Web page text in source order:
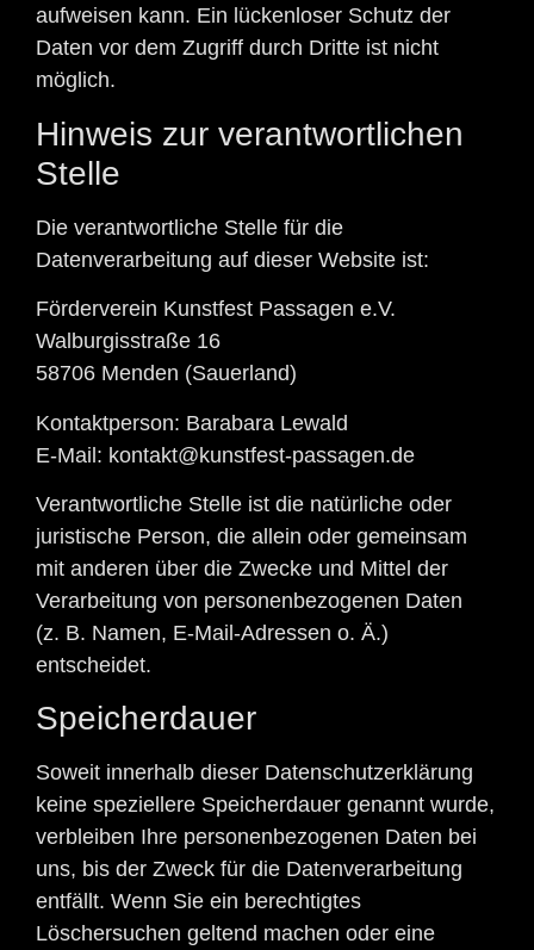
aufweisen kann. Ein lückenloser Schutz der
Daten vor dem Zugriff durch Dritte ist nicht
möglich.
Hinweis zur verantwortlichen
Stelle
Die verantwortliche Stelle für die
Datenverarbeitung auf dieser Website ist:
Förderverein Kunstfest Passagen e.V.
Walburgisstraße 16
58706 Menden (Sauerland)
Kontaktperson: Barabara Lewald
E-Mail: kontakt@kunstfest-passagen.de
Verantwortliche Stelle ist die natürliche oder
juristische Person, die allein oder gemeinsam
mit anderen über die Zwecke und Mittel der
Verarbeitung von personenbezogenen Daten
(z. B. Namen, E-Mail-Adressen o. Ä.)
entscheidet.
Speicherdauer
Soweit innerhalb dieser Datenschutzerklärung
keine speziellere Speicherdauer genannt wurde,
verbleiben Ihre personenbezogenen Daten bei
uns, bis der Zweck für die Datenverarbeitung
entfällt. Wenn Sie ein berechtigtes
Löschersuchen geltend machen oder eine